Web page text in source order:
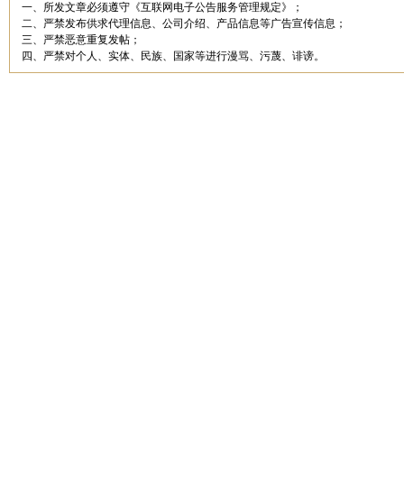
一、所发文章必须遵守《互联网电子公告服务管理规定》；
二、严禁发布供求代理信息、公司介绍、产品信息等广告宣传信息；
三、严禁恶意重复发帖；
四、严禁对个人、实体、民族、国家等进行漫骂、污蔑、诽谤。